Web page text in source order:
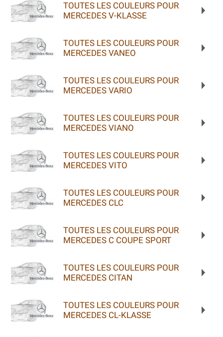
TOUTES LES COULEURS POUR
MERCEDES V-KLASSE
TOUTES LES COULEURS POUR
MERCEDES VANEO
TOUTES LES COULEURS POUR
MERCEDES VARIO
TOUTES LES COULEURS POUR
MERCEDES VIANO
TOUTES LES COULEURS POUR
MERCEDES VITO
TOUTES LES COULEURS POUR
MERCEDES CLC
TOUTES LES COULEURS POUR
MERCEDES C COUPE SPORT
TOUTES LES COULEURS POUR
MERCEDES CITAN
TOUTES LES COULEURS POUR
MERCEDES CL-KLASSE